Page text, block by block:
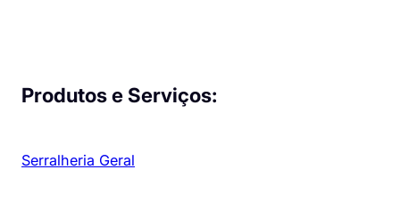
Produtos e Serviços:
Serralheria Geral